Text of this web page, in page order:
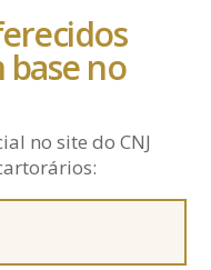
no
no site do CNJ